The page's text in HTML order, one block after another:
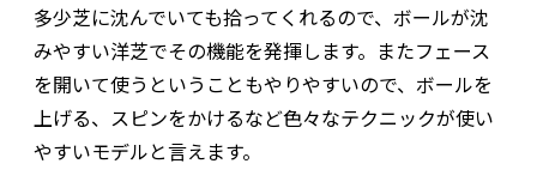
多少芝に沈んでいても拾ってくれるので、ボールが沈
みやすい洋芝でその機能を発揮します。またフェース
を開いて使うということもやりやすいので、ボールを
上げる、スピンをかけるなど色々なテクニックが使い
やすいモデルと言えます。